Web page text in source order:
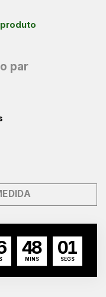
O
189,00.
o par
48
MINS
00
SEGS